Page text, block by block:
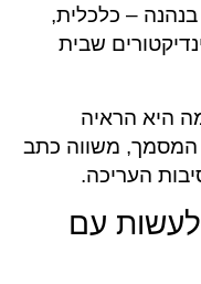
– כלכלית,
שבית
היא הראיה
המסמך, משווה כתב
העריכה.
עם